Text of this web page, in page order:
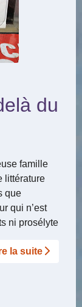
du
famille
littérature
que
qui n’est
ni prosélyte
la suite­­